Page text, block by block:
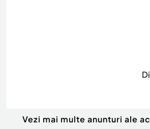
Vezi mai multe anunturi ale